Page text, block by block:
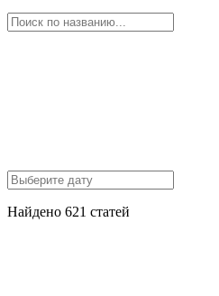
Найдено 621 статей